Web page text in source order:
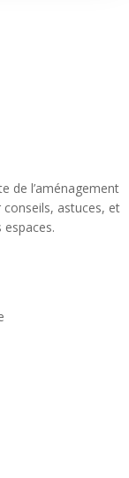
de l’aménagement
conseils, astuces, et
espaces.